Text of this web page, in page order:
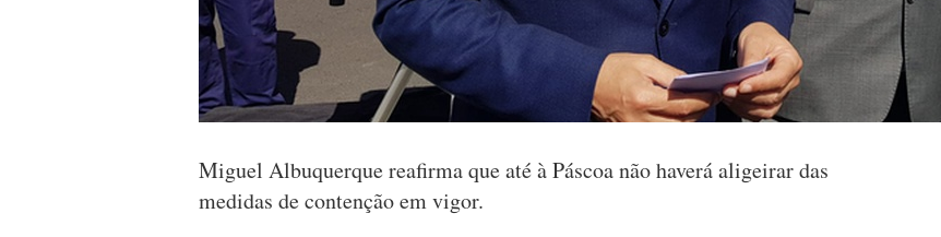
Miguel Albuquerque reafirma que até à Páscoa não haverá aligeirar das
medidas de contenção em vigor.